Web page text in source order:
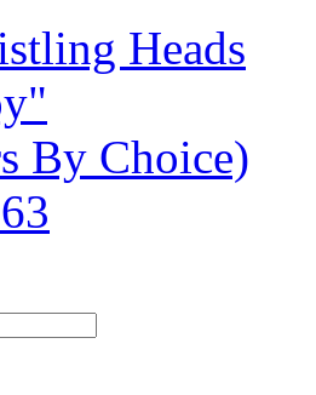
Heads
By Choice)